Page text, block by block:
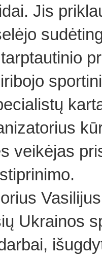
Jis
veikėjas
Ukrainos